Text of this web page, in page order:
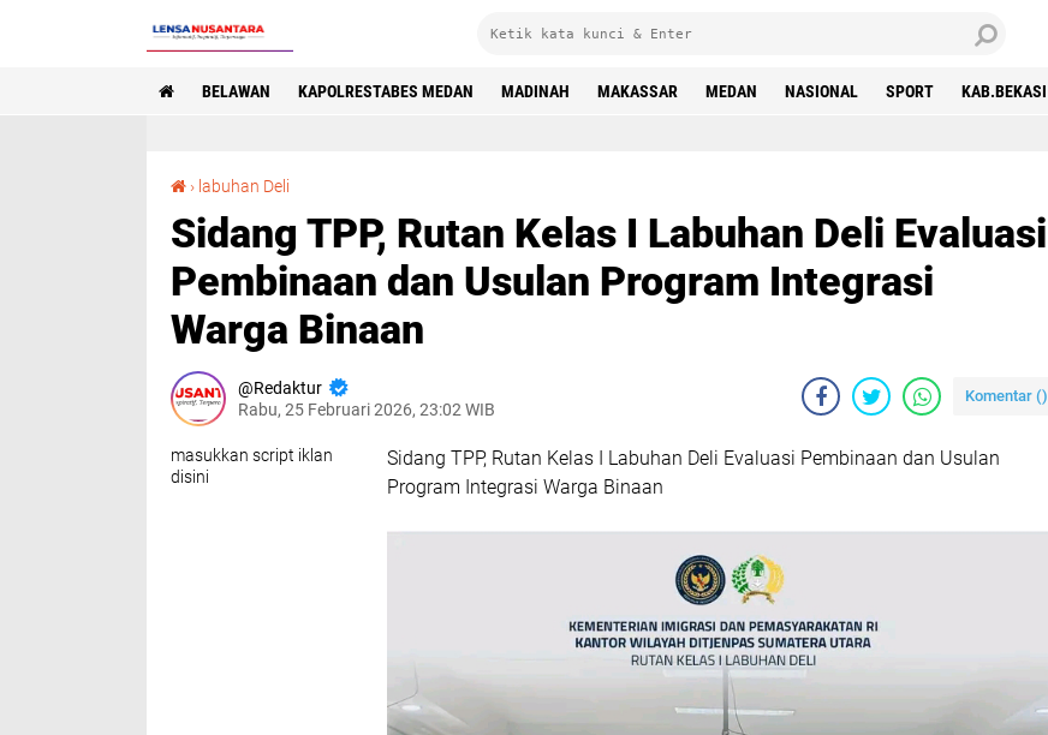
BELAWAN KAPOLRESTABES MEDAN MADINAH MAKASSAR MEDAN NASIONAL SPORT KAB.BEKASI
› labuhan Deli
Sidang TPP, Rutan Kelas I Labuhan Deli Evaluasi
Pembinaan dan Usulan Program Integrasi
Warga Binaan
Redaktur
Rabu, 25 Februari 2026, 23:02 WIB
Komentar ()
masukkan script iklan
disini
Sidang TPP, Rutan Kelas I Labuhan Deli Evaluasi Pembinaan dan Usulan
Program Integrasi Warga Binaan